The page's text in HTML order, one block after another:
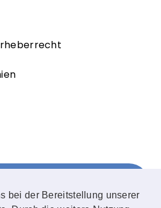
bei der Bereitstellung unserer